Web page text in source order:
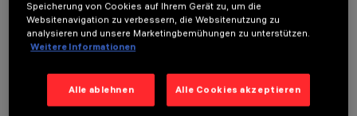
OPTIONALE KOMPONENTEN
Speicherung von Cookies auf Ihrem Gerät zu, um die
Websitenavigation zu verbessern, die Websitenutzung zu
analysieren und unsere Marketingbemühungen zu unterstützen.
Weitere Informationen
Alle ablehnen Alle Cookies akzeptieren